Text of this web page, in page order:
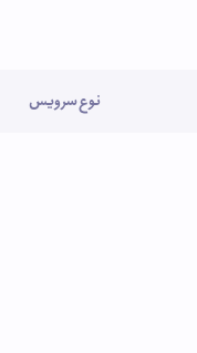
نوع سرویس